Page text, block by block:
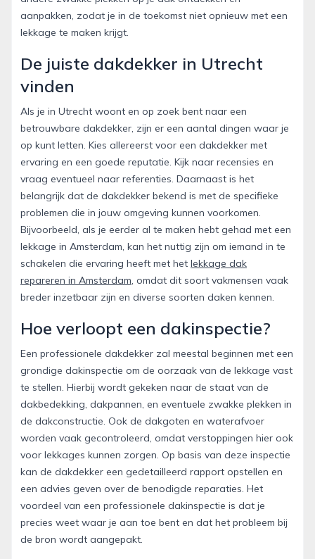
aanpakken, zodat je in de toekomst niet opnieuw met een
lekkage te maken krijgt.
De juiste dakdekker in Utrecht
vinden
Als je in Utrecht woont en op zoek bent naar een
betrouwbare dakdekker, zijn er een aantal dingen waar je
op kunt letten. Kies allereerst voor een dakdekker met
ervaring en een goede reputatie. Kijk naar recensies en
vraag eventueel naar referenties. Daarnaast is het
belangrijk dat de dakdekker bekend is met de specifieke
problemen die in jouw omgeving kunnen voorkomen.
Bijvoorbeeld, als je eerder al te maken hebt gehad met een
lekkage in Amsterdam, kan het nuttig zijn om iemand in te
schakelen die ervaring heeft met het lekkage dak
repareren in Amsterdam, omdat dit soort vakmensen vaak
breder inzetbaar zijn en diverse soorten daken kennen.
Hoe verloopt een dakinspectie?
Een professionele dakdekker zal meestal beginnen met een
grondige dakinspectie om de oorzaak van de lekkage vast
te stellen. Hierbij wordt gekeken naar de staat van de
dakbedekking, dakpannen, en eventuele zwakke plekken in
de dakconstructie. Ook de dakgoten en waterafvoer
worden vaak gecontroleerd, omdat verstoppingen hier ook
voor lekkages kunnen zorgen. Op basis van deze inspectie
kan de dakdekker een gedetailleerd rapport opstellen en
een advies geven over de benodigde reparaties. Het
voordeel van een professionele dakinspectie is dat je
precies weet waar je aan toe bent en dat het probleem bij
de bron wordt aangepakt.